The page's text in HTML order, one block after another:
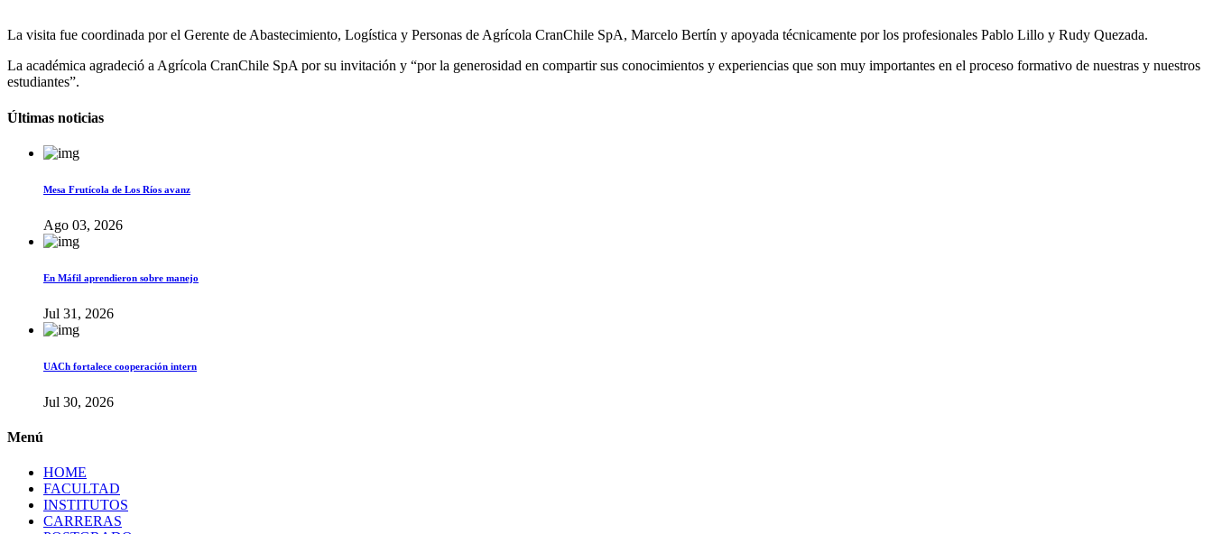
La visita fue coordinada por el Gerente de Abastecimiento, Logística y Personas de Agrícola CranChile SpA, Marcelo Bertín y apoyada técnicamente por los profesionales Pablo Lillo y Rudy Quezada.
La académica agradeció a Agrícola CranChile SpA por su invitación y “por la generosidad en compartir sus conocimientos y experiencias que son muy importantes en el proceso formativo de nuestras y nuestros
estudiantes”.
Últimas noticias
Mesa Frutícola de Los Ríos avanz
Ago 03, 2026
En Máfil aprendieron sobre manejo
Jul 31, 2026
UACh fortalece cooperación intern
Jul 30, 2026
Menú
HOME
FACULTAD
INSTITUTOS
CARRERAS